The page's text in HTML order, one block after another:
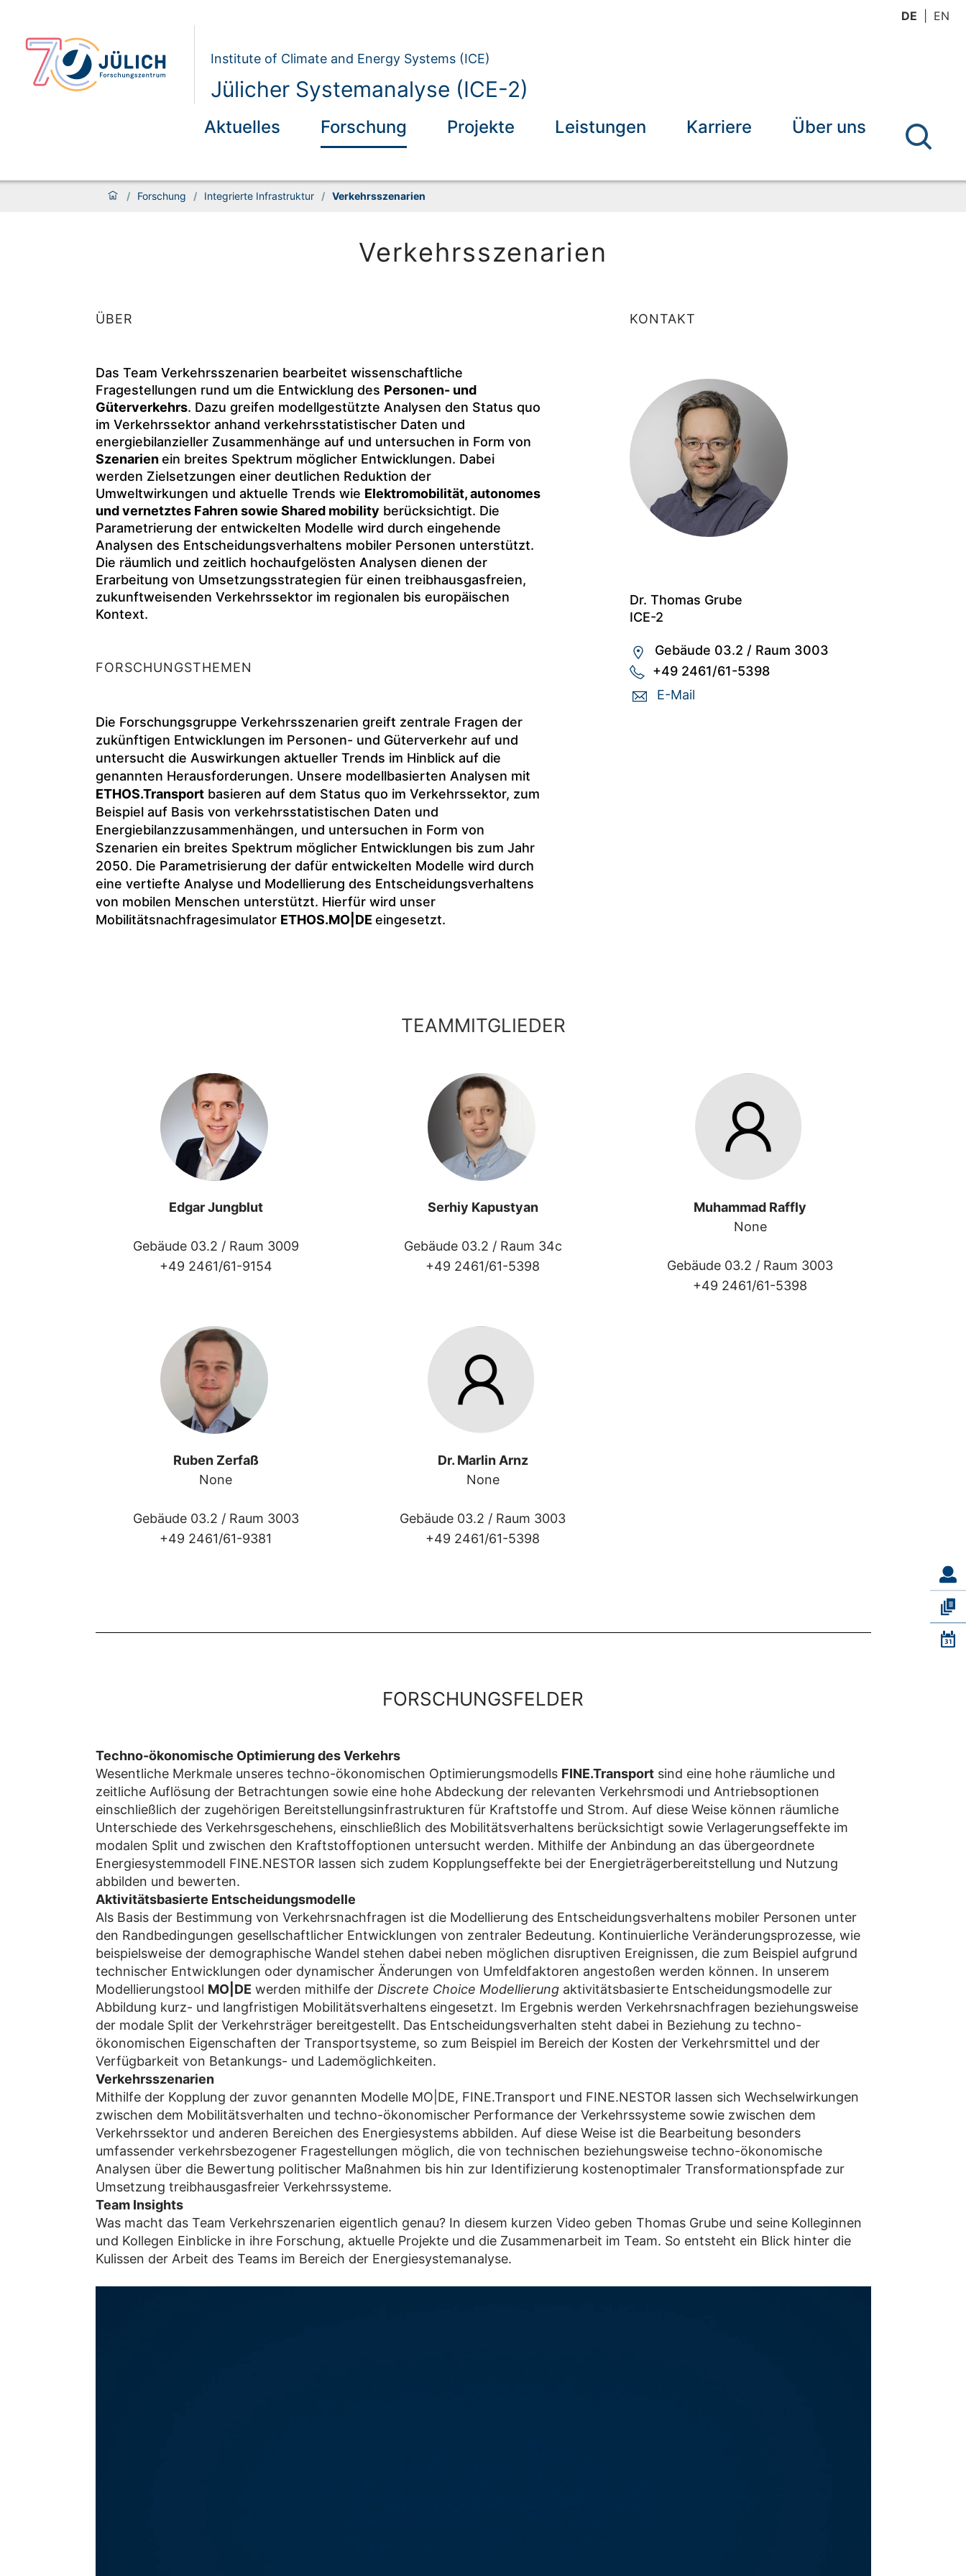
DE EN
Institute of Climate and Energy Systems (ICE)
Jülicher Systemanalyse (ICE-2)
Aktuelles Forschung Projekte Leistungen Karriere Über uns
/ Forschung / Integrierte Infrastruktur / Verkehrsszenarien
Verkehrsszenarien
ÜBER
Das Team Verkehrsszenarien bearbeitet wissenschaftliche
Fragestellungen rund um die Entwicklung des Personen- und
Güterverkehrs. Dazu greifen modellgestützte Analysen den Status quo
im Verkehrssektor anhand verkehrsstatistischer Daten und
energiebilanzieller Zusammenhänge auf und untersuchen in Form von
Szenarienein breites Spektrum möglicher Entwicklungen. Dabei
werden Zielsetzungen einer deutlichen Reduktion der
Umweltwirkungen und aktuelle Trends wie Elektromobilität, autonomes
und vernetztes Fahren sowie Shared mobility berücksichtigt. Die
Parametrierung der entwickelten Modelle wird durch eingehende
Analysen des Entscheidungsverhaltens mobiler Personen unterstützt.
Die räumlich und zeitlich hochaufgelösten Analysen dienen der
Erarbeitung von Umsetzungsstrategien für einen treibhausgasfreien,
zukunftweisenden Verkehrssektor im regionalen bis europäischen
Kontext.
FORSCHUNGSTHEMEN
Die Forschungsgruppe Verkehrsszenarien greift zentrale Fragen der
zukünftigen Entwicklungen im Personen- und Güterverkehr auf und
untersucht die Auswirkungen aktueller Trends im Hinblick auf die
genannten Herausforderungen. Unsere modellbasierten Analysen mit
ETHOS.Transportbasieren auf dem Status quo im Verkehrssektor, zum
Beispiel auf Basis von verkehrsstatistischen Daten und
Energiebilanzzusammenhängen, und untersuchen in Form von
Szenarien ein breites Spektrum möglicher Entwicklungen bis zum Jahr
2050. Die Parametrisierung der dafür entwickelten Modelle wird durch
eine vertiefte Analyse und Modellierung des Entscheidungsverhaltens
von mobilen Menschen unterstützt. Hierfür wird unser
Mobilitätsnachfragesimulator ETHOS.MO|DE eingesetzt.
KONTAKT
Dr. Thomas Grube
ICE-2
Gebäude 03.2 / Raum 3003
+49 2461/61-5398
E-Mail
TEAMMITGLIEDER
Edgar Jungblut
Gebäude 03.2 / Raum 3009
+49 2461/61-9154
Serhiy Kapustyan
Gebäude 03.2 / Raum 34c
+49 2461/61-5398
Muhammad Raffly
None
Gebäude 03.2 / Raum 3003
+49 2461/61-5398
Ruben Zerfaß
None
Gebäude 03.2 / Raum 3003
+49 2461/61-9381
Dr. Marlin Arnz
None
Gebäude 03.2 / Raum 3003
+49 2461/61-5398
FORSCHUNGSFELDER
Techno-ökonomische Optimierung des Verkehrs
Wesentliche Merkmale unseres techno-ökonomischen Optimierungsmodells FINE.Transportsind eine hohe räumliche und
zeitliche Auflösung der Betrachtungen sowie eine hohe Abdeckung der relevanten Verkehrsmodi und Antriebsoptionen
einschließlich der zugehörigen Bereitstellungsinfrastrukturen für Kraftstoffe und Strom. Auf diese Weise können räumliche
Unterschiede des Verkehrsgeschehens, einschließlich des Mobilitätsverhaltens berücksichtigt sowie Verlagerungseffekte im
modalen Split und zwischen den Kraftstoffoptionen untersucht werden. Mithilfe der Anbindung an das übergeordnete
Energiesystemmodell FINE.NESTOR lassen sich zudem Kopplungseffekte bei der Energieträgerbereitstellung und Nutzung
abbilden und bewerten.
Aktivitätsbasierte Entscheidungsmodelle
Als Basis der Bestimmung von Verkehrsnachfragen ist die Modellierung des Entscheidungsverhaltens mobiler Personen unter
den Randbedingungen gesellschaftlicher Entwicklungen von zentraler Bedeutung. Kontinuierliche Veränderungsprozesse, wie
beispielsweise der demographische Wandel stehen dabei neben möglichen disruptiven Ereignissen, die zum Beispiel aufgrund
technischer Entwicklungen oder dynamischer Änderungen von Umfeldfaktoren angestoßen werden können. In unserem
Modellierungstool MO|DE werden mithilfe der Discrete Choice Modellierungaktivitätsbasierte Entscheidungsmodelle zur
Abbildung kurz- und langfristigen Mobilitätsverhaltens eingesetzt. Im Ergebnis werden Verkehrsnachfragen beziehungsweise
der modale Split der Verkehrsträger bereitgestellt. Das Entscheidungsverhalten steht dabei in Beziehung zu techno-
ökonomischen Eigenschaften der Transportsysteme, so zum Beispiel im Bereich der Kosten der Verkehrsmittel und der
Verfügbarkeit von Betankungs- und Lademöglichkeiten.
Verkehrsszenarien
Mithilfe der Kopplung der zuvor genannten Modelle MO|DE, FINE.Transport und FINE.NESTOR lassen sich Wechselwirkungen
zwischen dem Mobilitätsverhalten und techno-ökonomischer Performance der Verkehrssysteme sowie zwischen dem
Verkehrssektor und anderen Bereichen des Energiesystems abbilden. Auf diese Weise ist die Bearbeitung besonders
umfassender verkehrsbezogener Fragestellungen möglich, die von technischen beziehungsweise techno-ökonomische
Analysen über die Bewertung politischer Maßnahmen bis hin zur Identifizierung kostenoptimaler Transformationspfade zur
Umsetzung treibhausgasfreier Verkehrssysteme.
Team Insights
Was macht das Team Verkehrszenarien eigentlich genau? In diesem kurzen Video geben Thomas Grube und seine Kolleginnen
und Kollegen Einblicke in ihre Forschung, aktuelle Projekte und die Zusammenarbeit im Team. So entsteht ein Blick hinter die
Kulissen der Arbeit des Teams im Bereich der Energiesystemanalyse.